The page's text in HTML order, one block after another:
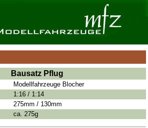
Bausatz Pflug
Modellfahrzeuge Blocher
1:16 / 1:14
275mm / 130mm
ca. 275g